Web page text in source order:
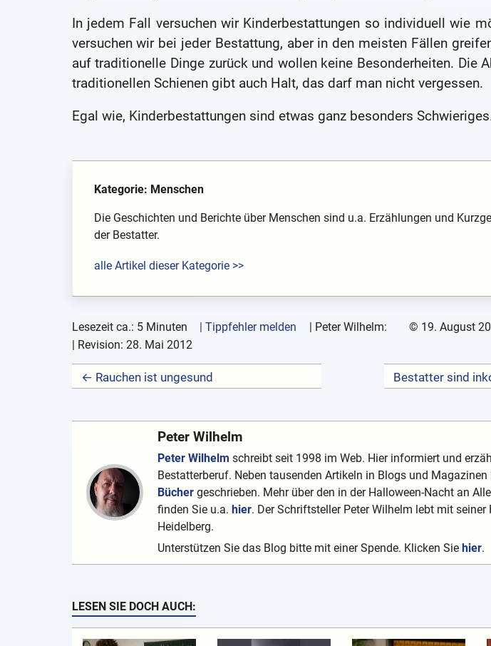
In jedem Fall versuchen wir Kinderbestattungen so individuell wie
versuchen wir bei jeder Bestattung, aber in den meisten Fällen
auf traditionelle Dinge zurück und wollen keine Besonderheiten. Die
traditionellen Schienen gibt auch Halt, das darf man nicht vergessen.
Egal wie, Kinderbestattungen sind etwas ganz besonders
Kategorie: Menschen
Die Geschichten und Berichte über Menschen sind u.a. Erzählungen und
der Bestatter.
alle Artikel dieser Kategorie >>
Lesezeit ca.: 5 Minuten | Tippfehler melden Peter Wilhelm: © 19. August
| Revision: 28. Mai 2012
← Rauchen ist ungesund
Peter Wilhelm
Peter Wilhelm schreibt seit 1998 im Web. Hier informiert und
Bestatterberuf. Neben tausenden Artikeln in Blogs und
Büchergeschrieben. Mehr über den in der Halloween-Nacht an
finden Sie u.a. hier. Der Schriftsteller Peter Wilhelm lebt mit seiner
Heidelberg.
Unterstützen Sie das Blog bitte mit einer Spende. Klicken Sie hier.
LESEN SIE DOCH AUCH: